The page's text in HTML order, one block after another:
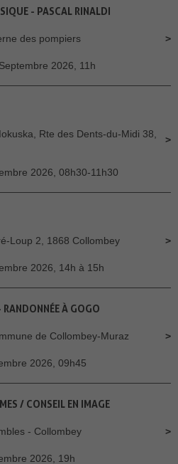
- PASCAL RINALDI
des pompiers
2026, 11h
Rte des Dents-du-Midi 38,
2026, 08h30-11h30
Loup 2, 1868 Collombey
2026, 14h à 15h
À GOGO
de Collombey-Muraz
2026, 09h45
/ CONSEIL EN IMAGE
- Collombey
2026, 19h